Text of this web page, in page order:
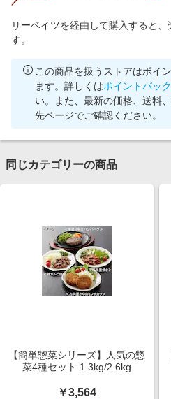
デジタルコンテンツ
ビジネス・その他サービス
リーベイツを経由して購入すると
す。
この商品を扱うストアはポイ
ます。詳しくはポイントバッ
い。また、最新の価格、送料
先ページでご確認ください。
同じカテゴリーの商品
【簡単惣菜シリーズ】人気の惣
菜4種セット 1.3kg/2.6kg
￥3,564